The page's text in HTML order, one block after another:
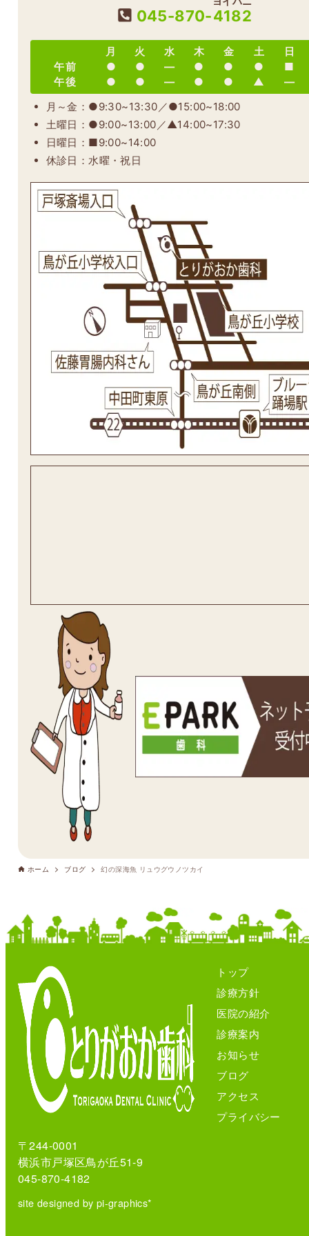
045-870-4182
月 火 水 木 金 土
日
午前
● ● ― ● ● ●
■
午後
● ● ― ● ● ▲
―
月～金：●9:30~13:30／●15:00~18:00
土曜日：●9:00~13:00／▲14:00~17:30
日曜日：■9:00~14:00
休診日：水曜・祝日
ホーム ブログ 幻の深海魚 リュウグウノツカイ
〒244-0001
横浜市戸塚区鳥が丘51-9
045-870-4182
site designed by pi-graphics*
トップ
診療方針
医院の紹介
診療案内
お知らせ
ブログ
アクセス
プライバシー